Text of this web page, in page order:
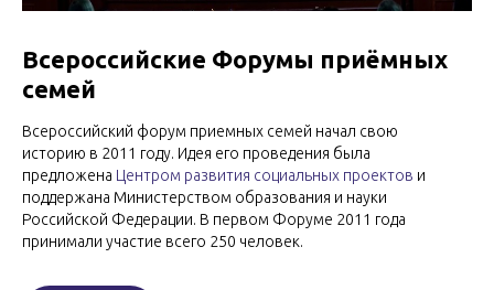
Всероссийские Форумы приёмных
семей
Всероссийский форум приемных семей начал свою
историю в 2011 году. Идея его проведения была
предложена Центром развития социальных проектов и
поддержана Министерством образования и науки
Российской Федерации. В первом Форуме 2011 года
принимали участие всего 250 человек.